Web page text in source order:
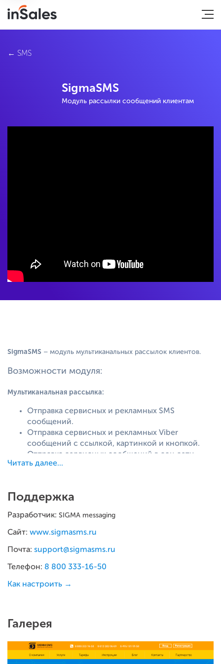
SMS
SigmaSMS
Модуль рассылки сообщений клиентам
SigmaSMS – модуль мультиканальных рассылок клиентов.
Возможности модуля:
Мультиканальная рассылка:
Отправка сервисных и рекламных SMS
сообщений.
Отправка сервисных и рекламных Viber
сообщений с ссылкой, картинкой и кнопкой.
Отправка сервисных сообщений в соц.сети
Вконтакте. С ссылкой и возможностью
Одноклассники. С ссылкой и возможностью
Продвинутые возможности:
Автоматическая отправка сообщений при
Подстановка данных с использованием
Использование и создание шаблонов
Использование общих и собственных имен
Каскадная переотправкаSmart route:
Читать далее...
Поддержка
Разработчик: SIGMA messaging
Сайт: www.sigmasms.ru
Почта: support@sigmasms.ru
Телефон: 8 800 333-16-50
Как настроить →
Галерея